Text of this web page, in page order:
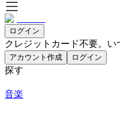
ログイン
クレジットカード不要。い
アカウント作成 ログイン
探す
音楽